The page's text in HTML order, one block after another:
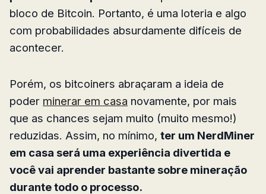
bloco de Bitcoin. Portanto, é uma loteria e algo
com probabilidades absurdamente difíceis de
acontecer.
Porém, os bitcoiners abraçaram a ideia de
poder minerar em casa novamente, por mais
que as chances sejam muito (muito mesmo!)
reduzidas. Assim, no mínimo, ter um NerdMiner
em casa será uma experiência divertida e
você vai aprender bastante sobre mineração
durante todo o processo.